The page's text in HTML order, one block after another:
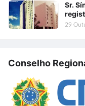
Sr.
29
Conselho